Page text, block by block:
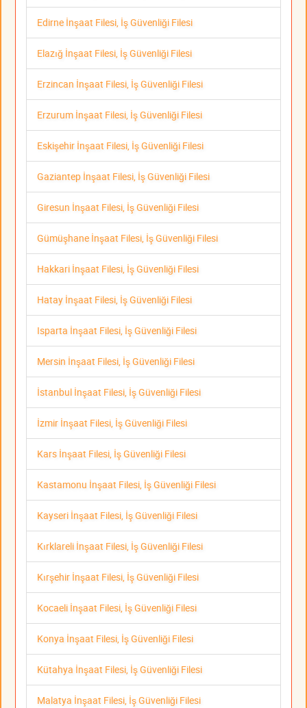
Edirne İnşaat Filesi, İş Güvenliği Filesi
Elazığ İnşaat Filesi, İş Güvenliği Filesi
Erzincan İnşaat Filesi, İş Güvenliği Filesi
Erzurum İnşaat Filesi, İş Güvenliği Filesi
Eskişehir İnşaat Filesi, İş Güvenliği Filesi
Gaziantep İnşaat Filesi, İş Güvenliği Filesi
Giresun İnşaat Filesi, İş Güvenliği Filesi
Gümüşhane İnşaat Filesi, İş Güvenliği Filesi
Hakkari İnşaat Filesi, İş Güvenliği Filesi
Hatay İnşaat Filesi, İş Güvenliği Filesi
Isparta İnşaat Filesi, İş Güvenliği Filesi
Mersin İnşaat Filesi, İş Güvenliği Filesi
İstanbul İnşaat Filesi, İş Güvenliği Filesi
İzmir İnşaat Filesi, İş Güvenliği Filesi
Kars İnşaat Filesi, İş Güvenliği Filesi
Kastamonu İnşaat Filesi, İş Güvenliği Filesi
Kayseri İnşaat Filesi, İş Güvenliği Filesi
Kırklareli İnşaat Filesi, İş Güvenliği Filesi
Kırşehir İnşaat Filesi, İş Güvenliği Filesi
Kocaeli İnşaat Filesi, İş Güvenliği Filesi
Konya İnşaat Filesi, İş Güvenliği Filesi
Kütahya İnşaat Filesi, İş Güvenliği Filesi
Malatya İnşaat Filesi, İş Güvenliği Filesi